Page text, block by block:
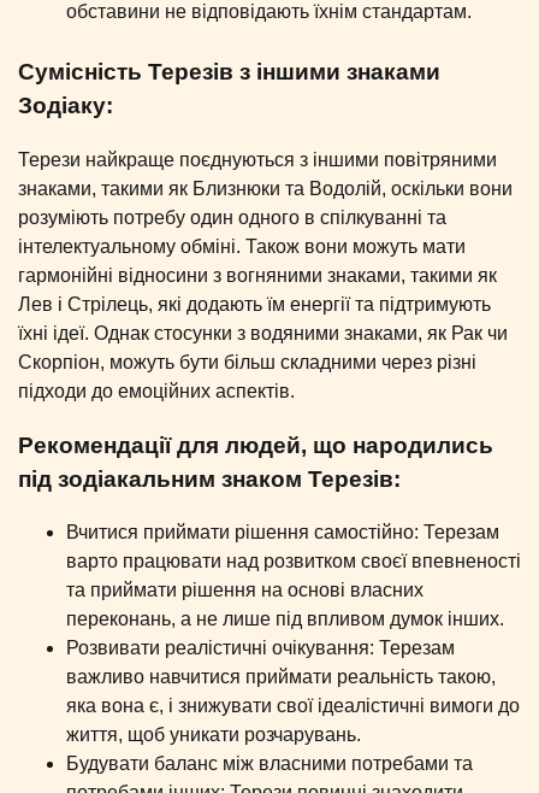
обставини не відповідають їхнім стандартам.
Сумісність Терезів з іншими знаками
Зодіаку:
Терези найкраще поєднуються з іншими повітряними
знаками, такими як Близнюки та Водолій, оскільки вони
розуміють потребу один одного в спілкуванні та
інтелектуальному обміні. Також вони можуть мати
гармонійні відносини з вогняними знаками, такими як
Лев і Стрілець, які додають їм енергії та підтримують
їхні ідеї. Однак стосунки з водяними знаками, як Рак чи
Скорпіон, можуть бути більш складними через різні
підходи до емоційних аспектів.
Рекомендації для людей, що народились
під зодіакальним знаком Терезів:
Вчитися приймати рішення самостійно: Терезам
варто працювати над розвитком своєї впевненості
та приймати рішення на основі власних
переконань, а не лише під впливом думок інших.
Розвивати реалістичні очікування: Терезам
важливо навчитися приймати реальність такою,
яка вона є, і знижувати свої ідеалістичні вимоги до
життя, щоб уникати розчарувань.
Будувати баланс між власними потребами та